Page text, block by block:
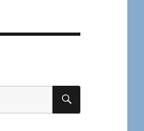
SUCHEN